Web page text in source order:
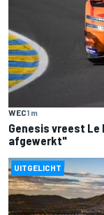
WEC1 m
Genesis vreest
afgewerkt"
UITGELICHT